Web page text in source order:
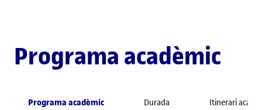
Programa acadèmic
Programa acadèmic Durada Itinerari